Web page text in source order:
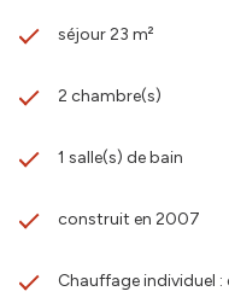
séjour 23 m²
2 chambre(s)
1 salle(s) de bain
construit en 2007
Chauffage individuel